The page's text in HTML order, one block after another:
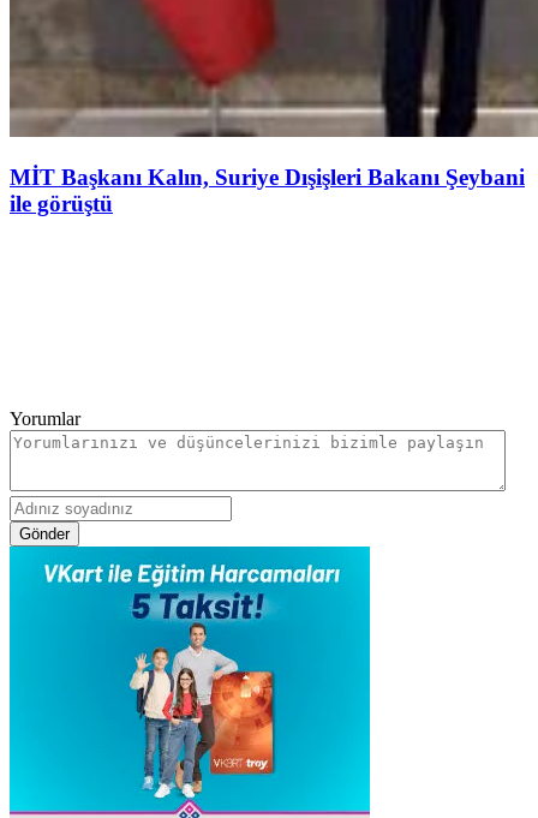
MİT Başkanı Kalın, Suriye Dışişleri Bakanı Şeybani
ile görüştü
Yorumlar
Gönder